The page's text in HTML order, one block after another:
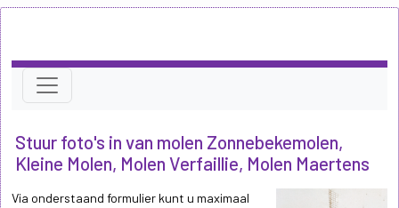
Stuur foto's in van molen Zonnebekemolen,
Kleine Molen, Molen Verfaillie, Molen Maertens
Via onderstaand formulier kunt u maximaal